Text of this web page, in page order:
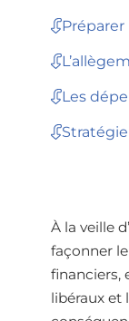
Préparer
Les
À la veille
façonner
financiers,
libéraux et